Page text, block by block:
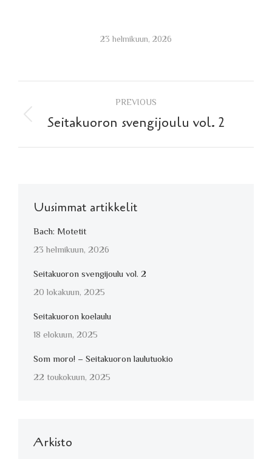
23 helmikuun, 2026
Post
navigation
PREVIOUS
Previous
Seitakuoron svengijoulu vol. 2
Uusimmat artikkelit
Bach: Motetit
23 helmikuun, 2026
Seitakuoron svengijoulu vol. 2
20 lokakuun, 2025
Seitakuoron koelaulu
18 elokuun, 2025
Som moro! – Seitakuoron laulutuokio
22 toukokuun, 2025
Arkisto